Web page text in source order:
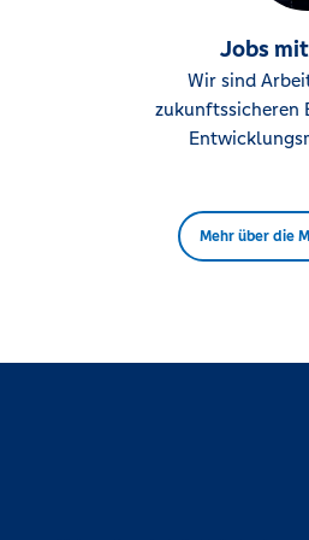
Jobs
Wir sind
zukunftssicheren
Mehr über die